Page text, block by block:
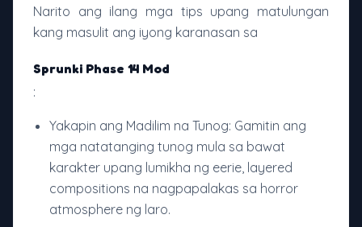
Narito ang ilang mga tips upang matulungan
kang masulit ang iyong karanasan sa
Sprunki Phase 14 Mod
:
Yakapin ang Madilim na Tunog: Gamitin ang
mga natatanging tunog mula sa bawat
karakter upang lumikha ng eerie, layered
compositions na nagpapalakas sa horror
atmosphere ng laro.